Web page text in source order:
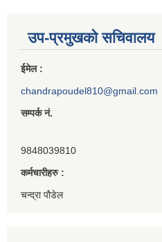
उप-प्रमुखको सचिवालय
ईमेल :
chandrapoudel810@gmail.com
सम्पर्क नं.
9848039810
कर्मचारीहरु :
चन्द्रा पौडेल